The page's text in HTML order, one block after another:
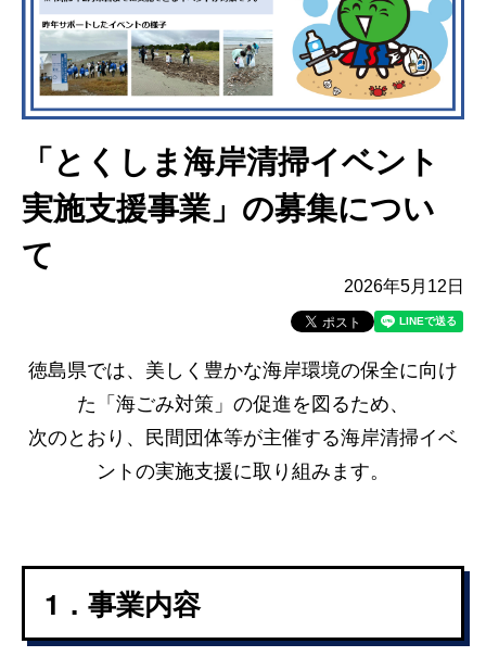
「とくしま海岸清掃イベント
実施支援事業」の募集につい
て
2026年5月12日
徳島県では、美しく豊かな海岸環境の保全に向け
た「海ごみ対策」の促進を図るため、
次のとおり、民間団体等が主催する海岸清掃イベ
ントの実施支援に取り組みます。
1．事業内容